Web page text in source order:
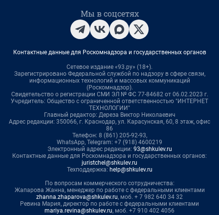
Мы в соцсетях
Контактные данные для Роскомнадзора и государственных органов
Сетевое издание «93.ру» (18+).
Зарегистрировано Федеральной службой по надзору в сфере связи,
информационных технологий и массовых коммуникаций
(Роскомнадзор).
Свидетельство о регистрации СМИ ЭЛ № ФС 77-84682 от 06.02.2023 г.
Учредитель: Общество с ограниченной ответственностью "ИНТЕРНЕТ
ТЕХНОЛОГИИ"
Главный редактор: Дереза Виктор Николаевич
Адрес редакции: 350066, г. Краснодар, ул. Карасунская, 60, 8 этаж, офис
86
Телефон: 8 (861) 205-92-93,
WhatsApp, Telegram: +7 (918) 4600219
Электронный адрес редакции: 93@shkulev.ru
Контактные данные для Роскомнадзора и государственных органов:
juristchel@shkulev.ru
Техподдержка: help@shkulev.ru
По вопросам коммерческого сотрудничества:
Жапарова Жанна, менеджер по работе с федеральными клиентами
zhanna.zhaparova@shkulev.ru, моб. + 7 982 640 34 32
Ревина Мария, директор по работе с федеральными клиентами
mariya.revina@shkulev.ru, моб. +7 910 402 4056